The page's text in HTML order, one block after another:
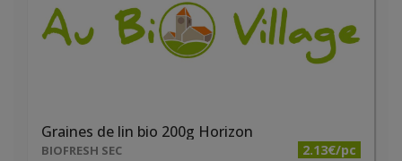
Graines de lin bio 200g Horizon
BIOFRESH SEC 2.13€/pc